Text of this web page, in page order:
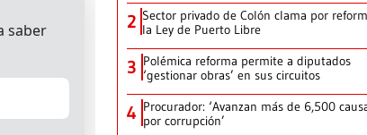
2 Sector privado de Colón clama por
la Ley de Puerto Libre
3 Polémica reforma permite a diputados
‘gestionar obras’ en sus circuitos
4 Procurador: ‘Avanzan más de 6,500
por corrupción’